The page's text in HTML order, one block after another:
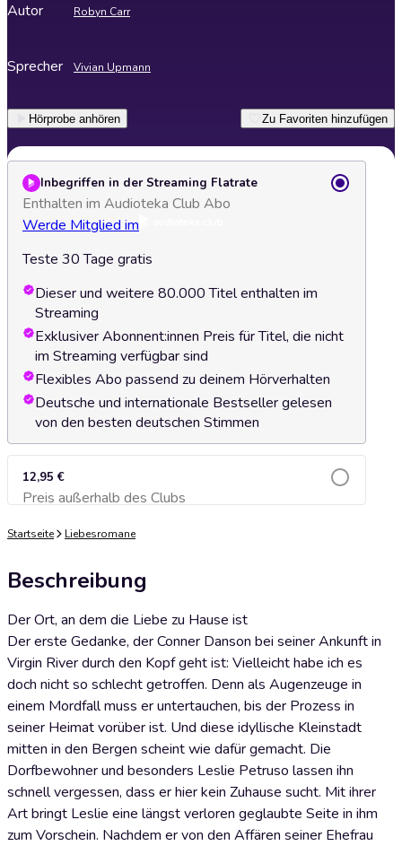
Autor Robyn Carr
Sprecher Vivian Upmann
Hörprobe anhören Zu Favoriten hinzufügen
Inbegriffen in der Streaming Flatrate
Enthalten im Audioteka Club Abo
Werde Mitglied im
Teste 30 Tage gratis
Dieser und weitere 80.000 Titel enthalten im
Streaming
Exklusiver Abonnent:innen Preis für Titel, die nicht
im Streaming verfügbar sind
Flexibles Abo passend zu deinem Hörverhalten
Deutsche und internationale Bestseller gelesen
von den besten deutschen Stimmen
12,95 €
Preis außerhalb des ClubsZum Warenkorb hinzufügen
Startseite Liebesromane
Beschreibung
Der Ort, an dem die Liebe zu Hause ist
Der erste Gedanke, der Conner Danson bei seiner Ankunft in
Virgin River durch den Kopf geht ist: Vielleicht habe ich es
doch nicht so schlecht getroffen. Denn als Augenzeuge in
einem Mordfall muss er untertauchen, bis der Prozess in
seiner Heimat vorüber ist. Und diese idyllische Kleinstadt
mitten in den Bergen scheint wie dafür gemacht. Die
Dorfbewohner und besonders Leslie Petruso lassen ihn
schnell vergessen, dass er hier kein Zuhause sucht. Mit ihrer
Art bringt Leslie eine längst verloren geglaubte Seite in ihm
zum Vorschein. Nachdem er von den Affären seiner Ehefrau